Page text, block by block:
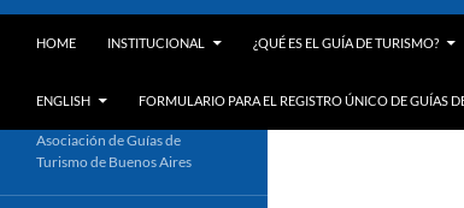
HOME INSTITUCIONAL ¿QUÉ ES EL GUÍA DE TURISMO?
ENGLISH FORMULARIO PARA EL REGISTRO ÚNICO DE GUÍAS
Asociación de Guías de
Turismo de Buenos Aires